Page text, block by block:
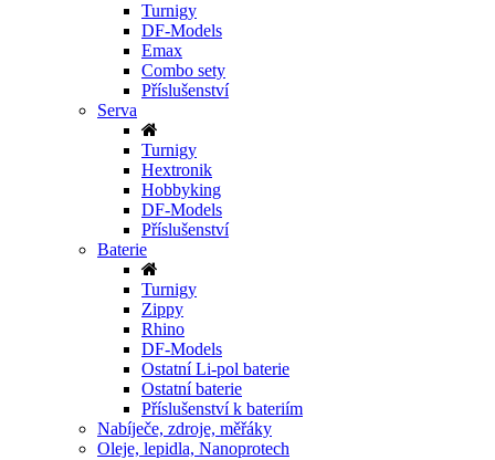
Turnigy
DF-Models
Emax
Combo sety
Příslušenství
Serva
Turnigy
Hextronik
Hobbyking
DF-Models
Příslušenství
Baterie
Turnigy
Zippy
Rhino
DF-Models
Ostatní Li-pol baterie
Ostatní baterie
Příslušenství k bateriím
Nabíječe, zdroje, měřáky
Oleje, lepidla, Nanoprotech